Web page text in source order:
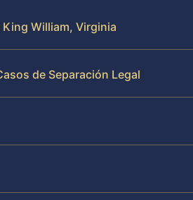
William, Virginia
de Separación Legal